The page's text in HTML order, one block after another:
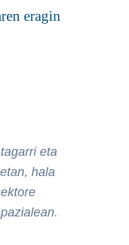
eragin
eta
hala